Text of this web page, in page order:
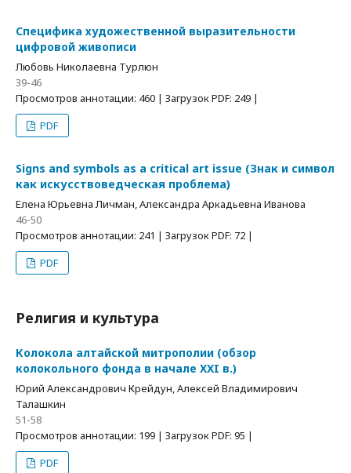
Специфика художественной выразительности
цифровой живописи
Любовь Николаевна Турлюн
39-46
Просмотров аннотации: 460 | Загрузок PDF: 249 |
PDF
Signs and symbols as a critical art issue (Знак и символ
как искусствоведческая проблема)
Елена Юрьевна Личман, Александра Аркадьевна Иванова
46-50
Просмотров аннотации: 241 | Загрузок PDF: 72 |
PDF
Религия и культура
Колокола алтайской митрополии (обзор
колокольного фонда в начале XXI в.)
Юрий Александрович Крейдун, Алексей Владимирович
Талашкин
51-58
Просмотров аннотации: 199 | Загрузок PDF: 95 |
PDF